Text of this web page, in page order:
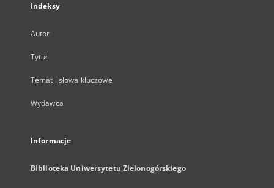
Indeksy
Autor
Tytuł
Temat i słowa kluczowe
Wydawca
Informacje
Biblioteka Uniwersytetu Zielonogórskiego